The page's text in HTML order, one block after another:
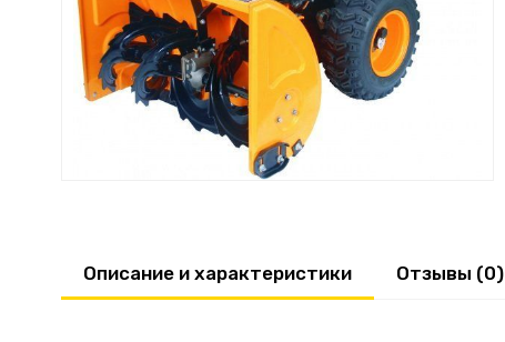
Описание и характеристики Отзывы (0)